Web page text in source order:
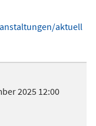
aktuell
2025 12:00